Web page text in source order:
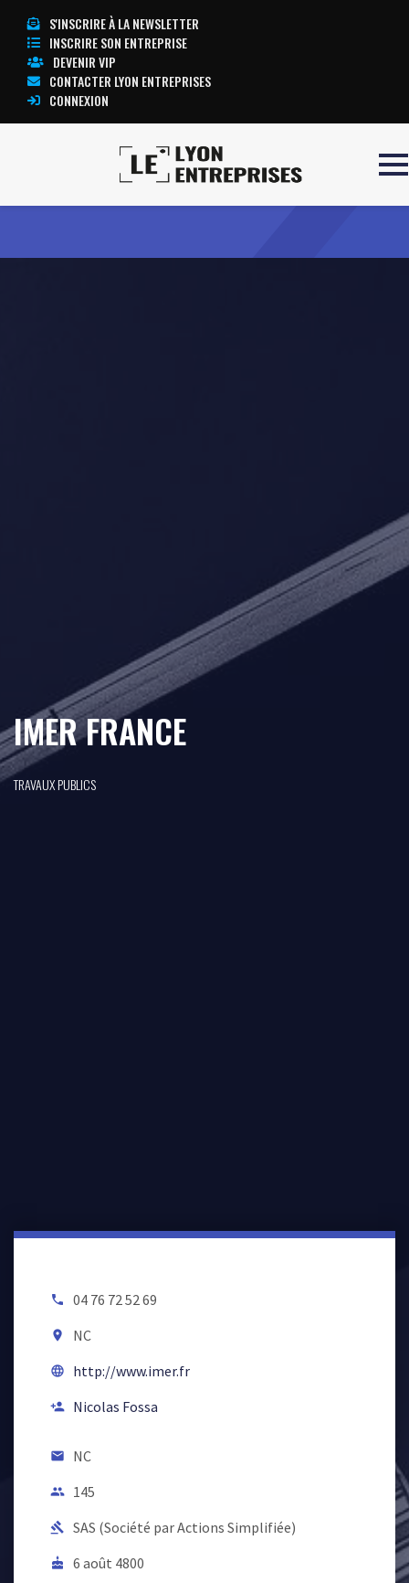
S'INSCRIRE À LA NEWSLETTER
INSCRIRE SON ENTREPRISE
DEVENIR VIP
CONTACTER LYON ENTREPRISES
CONNEXION
IMER FRANCE
TRAVAUX PUBLICS
local_phone 04 76 72 52 69
room NC
language http://www.imer.fr
person_add Nicolas Fossa
email NC
people 145
gavel SAS (Société par Actions Simplifiée)
cake 6 août 4800